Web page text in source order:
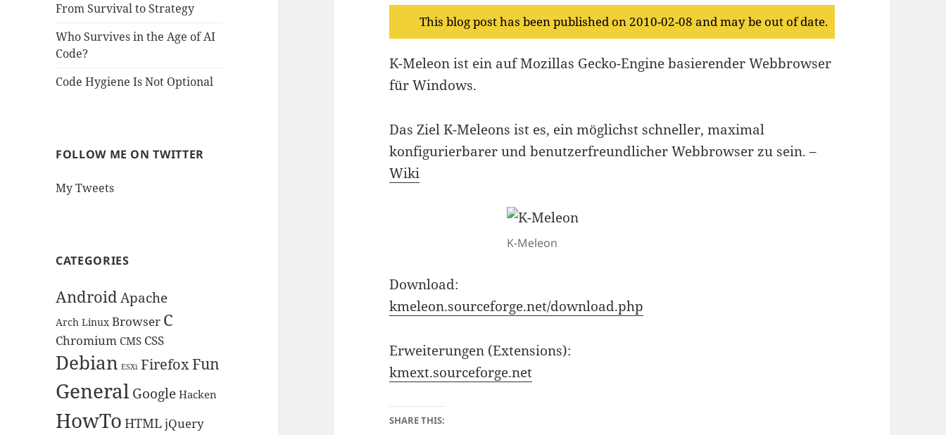
From Survival to Strategy
Who Survives in the Age of AI
Code?
Code Hygiene Is Not Optional
FOLLOW ME ON TWITTER
My Tweets
CATEGORIES
AndroidApache
Arch Linux Browser C
Chromium CMS CSS
Debian ESXi FirefoxFun
GeneralGoogle Hacken
HowTo HTMLjQuery
This blog post has been published on 2010-02-08 and may be out of date.
K-Meleon ist ein auf Mozillas Gecko-Engine basierender Webbrowser
für Windows.
Das Ziel K-Meleons ist es, ein möglichst schneller, maximal
konfigurierbarer und benutzerfreundlicher Webbrowser zu sein. –
Wiki
K-Meleon
Download:
kmeleon.sourceforge.net/download.php
Erweiterungen (Extensions):
kmext.sourceforge.net
SHARE THIS: